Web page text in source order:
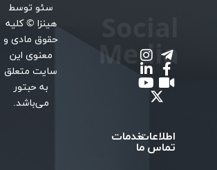
اطلاعات
تماس
Media
خدمات
ما
سئوتوسط
هینزا © کلیه
حقوق مادی و
معنوی این
سایت متعلق
به حبتور
می‌باشد.